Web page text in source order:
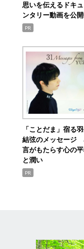
思いを伝えるドキュ
ンタリー動画を公
PR
「ことだま」宿る
結弦のメッセージ
言がもたらす心の
と潤い
PR